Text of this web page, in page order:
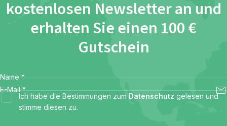
kostenlosen Newsletter an und
erhalten Sie einen 100 €
Gutschein
Name *
E-Mail *
Ich habe die Bestimmungen zum Datenschutz gelesen und
stimme diesen zu.